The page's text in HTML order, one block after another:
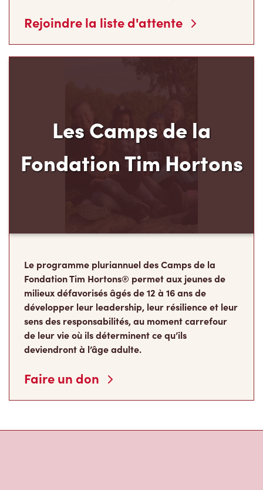
Rejoindre la liste d'attente
Les Camps de la
Fondation Tim Hortons
Le programme pluriannuel des Camps de la
Fondation Tim Hortons® permet aux jeunes de
milieux défavorisés âgés de 12 à 16 ans de
développer leur leadership, leur résilience et leur
sens des responsabilités, au moment carrefour
de leur vie où ils déterminent ce qu’ils
deviendront à l’âge adulte.
Faire un don